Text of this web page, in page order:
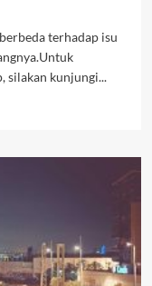
terhadap isu
silakan kunjungi...